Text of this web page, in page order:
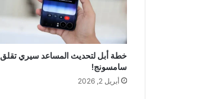
خطة أبل لتحديث المساعد سيري تقلق
سامسونج!
أبريل 2, 2026